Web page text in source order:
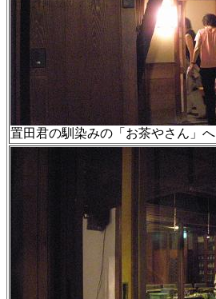
置田君の馴染みの「お茶やさん」へ